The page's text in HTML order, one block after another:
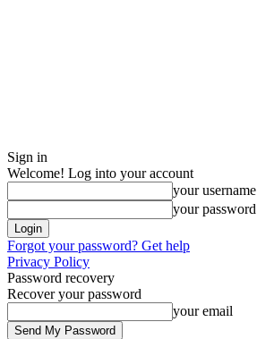
Sign in
Welcome! Log into your account
your username
your password
Forgot your password? Get help
Privacy Policy
Password recovery
Recover your password
your email